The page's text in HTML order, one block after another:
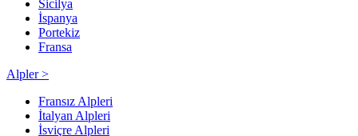
Sicilya
İspanya
Portekiz
Fransa
Alpler >
Fransız Alpleri
İtalyan Alpleri
İsviçre Alpleri